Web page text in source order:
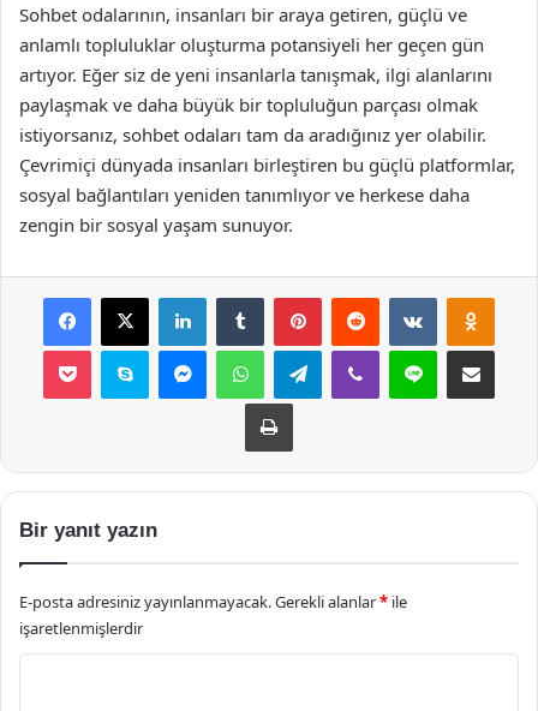
Sohbet odalarının, insanları bir araya getiren, güçlü ve
anlamlı topluluklar oluşturma potansiyeli her geçen gün
artıyor. Eğer siz de yeni insanlarla tanışmak, ilgi alanlarını
paylaşmak ve daha büyük bir topluluğun parçası olmak
istiyorsanız, sohbet odaları tam da aradığınız yer olabilir.
Çevrimiçi dünyada insanları birleştiren bu güçlü platformlar,
sosyal bağlantıları yeniden tanımlıyor ve herkese daha
zengin bir sosyal yaşam sunuyor.
Facebook
X LinkedInTumblr PinterestReddit VKontakte
Pocket Skype MessengerWhatsAppTelegramViber Line E-Posta ile
Yazdır
Bir yanıt yazın
E-posta adresiniz yayınlanmayacak.Gerekli alanlar* ile
işaretlenmişlerdir